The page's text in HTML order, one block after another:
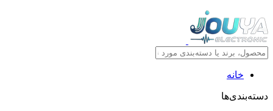
خانه
دسته‌بندی‌ها